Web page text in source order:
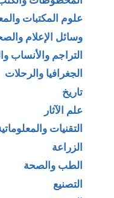
علوم المكتبات
وسائل الإعلام
التراجم والأنساب
الجغرافيا والرحلات
تاريخ
علم الآثار
التقنيات
الزراعة
الطب والصحة
التصنيع